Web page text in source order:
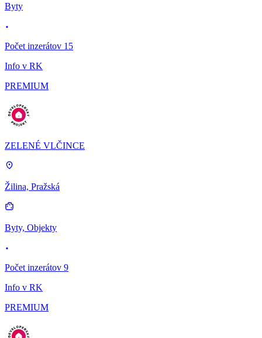
Byty
Počet inzerátov 15
Info v RK
PREMIUM
ZELENÉ VLČINCE
Žilina, Pražská
Byty, Objekty
Počet inzerátov 9
Info v RK
PREMIUM